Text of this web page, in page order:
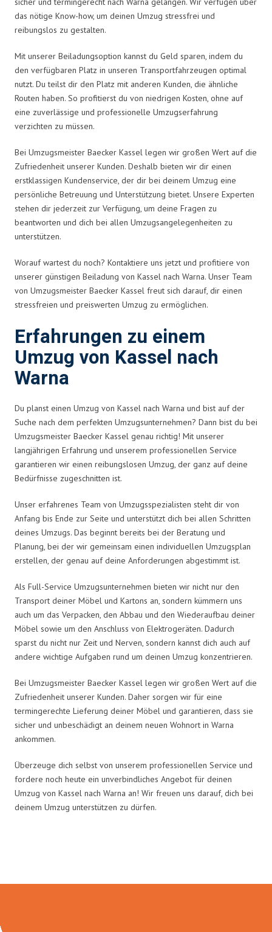
das nötige Know-how, um deinen Umzug stressfrei und
reibungslos zu gestalten.
Mit unserer Beiladungsoption kannst du Geld sparen, indem du
den verfügbaren Platz in unseren Transportfahrzeugen optimal
nutzt. Du teilst dir den Platz mit anderen Kunden, die ähnliche
Routen haben. So profitierst du von niedrigen Kosten, ohne auf
eine zuverlässige und professionelle Umzugserfahrung
verzichten zu müssen.
Bei Umzugsmeister Baecker Kassel legen wir großen Wert auf die
Zufriedenheit unserer Kunden. Deshalb bieten wir dir einen
erstklassigen Kundenservice, der dir bei deinem Umzug eine
persönliche Betreuung und Unterstützung bietet. Unsere Experten
stehen dir jederzeit zur Verfügung, um deine Fragen zu
beantworten und dich bei allen Umzugsangelegenheiten zu
unterstützen.
Worauf wartest du noch? Kontaktiere uns jetzt und profitiere von
unserer günstigen Beiladung von Kassel nach Warna. Unser Team
von Umzugsmeister Baecker Kassel freut sich darauf, dir einen
stressfreien und preiswerten Umzug zu ermöglichen.
Erfahrungen zu einem
Umzug von Kassel nach
Warna
Du planst einen Umzug von Kassel nach Warna und bist auf der
Suche nach dem perfekten Umzugsunternehmen? Dann bist du bei
Umzugsmeister Baecker Kassel genau richtig! Mit unserer
langjährigen Erfahrung und unserem professionellen Service
garantieren wir einen reibungslosen Umzug, der ganz auf deine
Bedürfnisse zugeschnitten ist.
Unser erfahrenes Team von Umzugsspezialisten steht dir von
Anfang bis Ende zur Seite und unterstützt dich bei allen Schritten
deines Umzugs. Das beginnt bereits bei der Beratung und
Planung, bei der wir gemeinsam einen individuellen Umzugsplan
erstellen, der genau auf deine Anforderungen abgestimmt ist.
Als Full-Service Umzugsunternehmen bieten wir nicht nur den
Transport deiner Möbel und Kartons an, sondern kümmern uns
auch um das Verpacken, den Abbau und den Wiederaufbau deiner
Möbel sowie um den Anschluss von Elektrogeräten. Dadurch
sparst du nicht nur Zeit und Nerven, sondern kannst dich auch auf
andere wichtige Aufgaben rund um deinen Umzug konzentrieren.
Bei Umzugsmeister Baecker Kassel legen wir großen Wert auf die
Zufriedenheit unserer Kunden. Daher sorgen wir für eine
termingerechte Lieferung deiner Möbel und garantieren, dass sie
sicher und unbeschädigt an deinem neuen Wohnort in Warna
ankommen.
Überzeuge dich selbst von unserem professionellen Service und
fordere noch heute ein unverbindliches Angebot für deinen
Umzug von Kassel nach Warna an! Wir freuen uns darauf, dich bei
deinem Umzug unterstützen zu dürfen.